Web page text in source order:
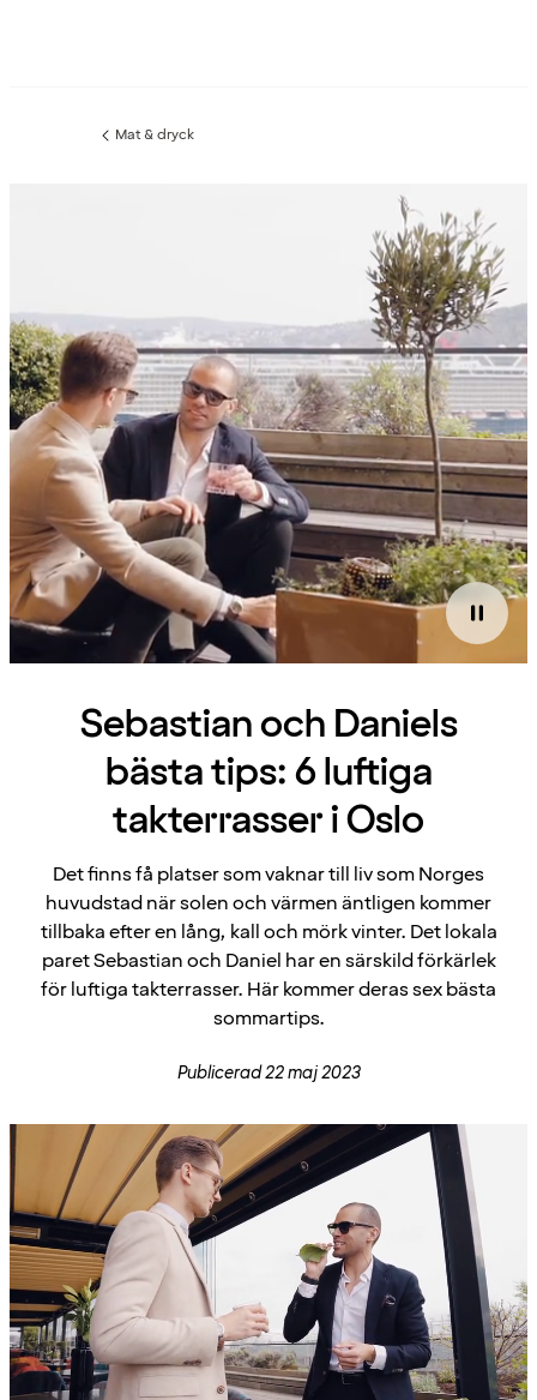
Föregående
Mat & dryck
Sebastian och Daniels
bästa tips: 6 luftiga
takterrasser i Oslo
Det finns få platser som vaknar till liv som Norges
huvudstad när solen och värmen äntligen kommer
tillbaka efter en lång, kall och mörk vinter. Det lokala
paret Sebastian och Daniel har en särskild förkärlek
för luftiga takterrasser. Här kommer deras sex bästa
sommartips.
Publicerad 22 maj 2023